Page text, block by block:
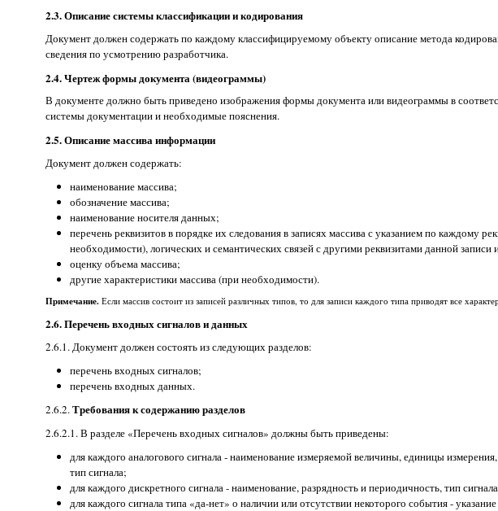
2.3. Описание системы классификации и кодирования
Документ должен содержать по каждому классифицируемому объекту описание метода
сведения по усмотрению разработчика.
2.4. Чертеж формы документа (видеограммы)
В документе должно быть приведено изображения формы документа или видеограммы в
системы документации и необходимые пояснения.
2.5. Описание массива информации
Документ должен содержать:
наименование массива;
обозначение массива;
наименование носителя данных;
перечень реквизитов в порядке их следования в записях массива с указанием по каждому
необходимости), логических и семантических связей с другими реквизитами данной записи
оценку объема массива;
другие характеристики массива (при необходимости).
Примечание. Если массив состоит из записей различных типов, то для записи каждого типа приводят все
2.6. Перечень входных сигналов и данных
2.6.1. Документ должен состоять из следующих разделов:
перечень входных сигналов;
перечень входных данных.
2.6.2.Требования к содержанию разделов
2.6.2.1. В разделе «Перечень входных сигналов» должны быть приведены:
для каждого аналогового сигнала - наименование измеряемой величины, единицы
тип сигнала;
для каждого дискретного сигнала - наименование, разрядность и периодичность, тип
для каждого сигнала типа «да-нет» о наличии или отсутствии некоторого события -